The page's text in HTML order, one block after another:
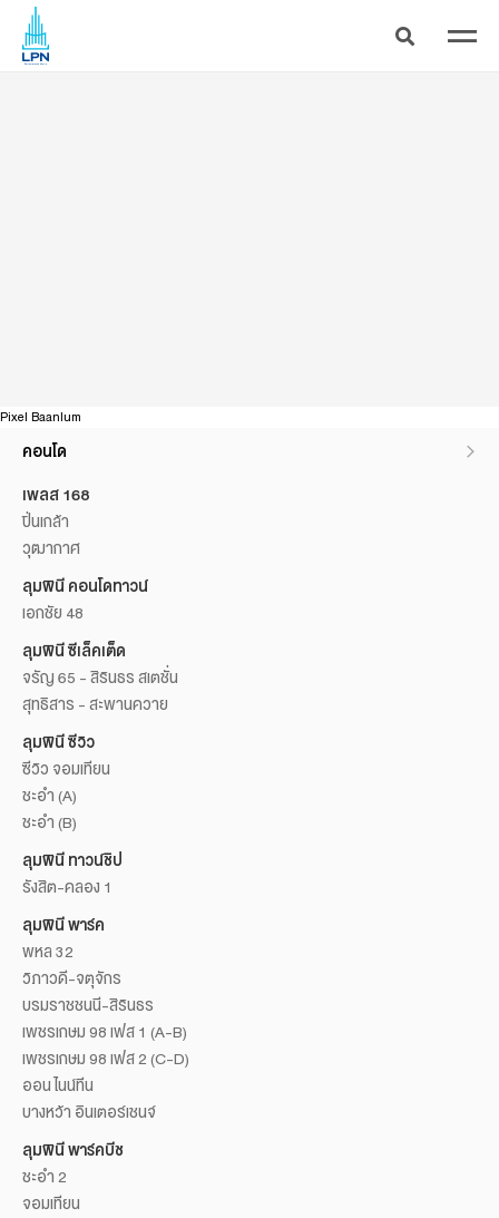
ลุมพินี พาร์ค พหล 32 - ส่วนลด 100,000 บาท*
Pixel Baanlum
คอนโด
เพลส 168
ปิ่นเกล้า
วุฒากาศ
ลุมพินี คอนโดทาวน์
เอกชัย 48
ลุมพินี ซีเล็คเต็ด
จรัญ 65 - สิรินธร สเตชั่น
สุทธิสาร - สะพานควาย
ลุมพินี ซีวิว
ซีวิว จอมเทียน
ชะอำ (A)
ชะอำ (B)
ลุมพินี ทาวน์ชิป
รังสิต-คลอง 1
ลุมพินี พาร์ค
พหล 32
วิภาวดี-จตุจักร
บรมราชชนนี-สิรินธร
เพชรเกษม 98 เฟส 1 (A-B)
เพชรเกษม 98 เฟส 2 (C-D)
ออน ไนน์ทีน
บางหว้า อินเตอร์เชนจ์
ลุมพินี พาร์คบีช
ชะอำ 2
จอมเทียน